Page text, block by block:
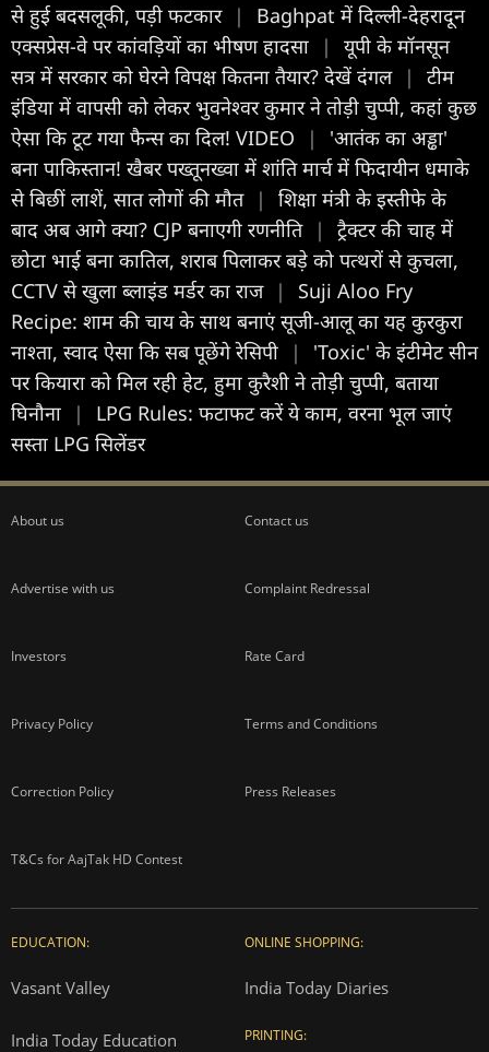
से हुई बदसलूकी, पड़ी फटकार |
Baghpat में दिल्ली-देहरादून
एक्सप्रेस-वे पर कांवड़ियों का भीषण हादसा
|
यूपी के मॉनसून
सत्र में सरकार को घेरने विपक्ष कितना तैयार? देखें दंगल |
टीम
इंडिया में वापसी को लेकर भुवनेश्वर कुमार ने तोड़ी चुप्पी, कहां कुछ
ऐसा कि टूट गया फैन्स का दिल! VIDEO
|
'आतंक का अड्ढा'
बना पाकिस्तान! खैबर पख्तूनख्वा में शांति मार्च में फिदायीन धमाके
से बिछीं लाशें, सात लोगों की मौत |
शिक्षा मंत्री के इस्तीफे के
बाद अब आगे क्या? CJP बनाएगी रणनीति |
ट्रैक्टर की चाह में
छोटा भाई बना कातिल, शराब पिलाकर बड़े को पत्थरों से कुचला,
CCTV से खुला ब्लाइंड मर्डर का राज |
Suji Aloo Fry
Recipe: शाम की चाय के साथ बनाएं सूजी-आलू का यह कुरकुरा
नाश्ता, स्वाद ऐसा कि सब पूछेंगे रेसिपी
|
'Toxic' के इंटीमेट सीन
पर कियारा को मिल रही हेट, हुमा कुरैशी ने तोड़ी चुप्पी, बताया
घिनौना
|
LPG Rules: फटाफट करें ये काम, वरना भूल जाएं
सस्‍ता LPG सिलेंडर
About us Contact us
Advertise with us Complaint Redressal
Investors Rate Card
Privacy Policy Terms and Conditions
Correction Policy Press Releases
T&Cs for AajTak HD Contest
EDUCATION:
Vasant Valley
India Today Education
ONLINE SHOPPING:
India Today Diaries
PRINTING: